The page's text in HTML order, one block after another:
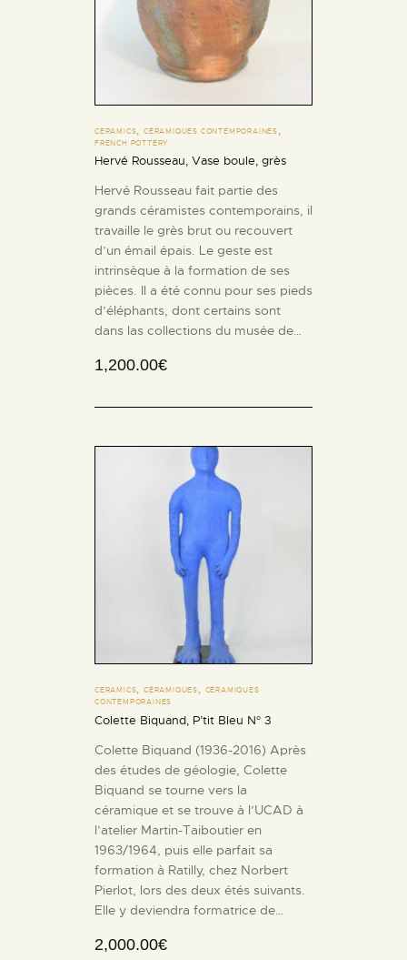
CERAMICS ,CÉRAMIQUES CONTEMPORAINES
FRENCH POTTERY
Hervé Rousseau, Vase boule, grès
Hervé Rousseau fait partie des
grands céramistes contemporains, il
travaille le grès brut ou recouvert
d’un émail épais. Le geste est
intrinsèque à la formation de ses
pièces. Il a été connu pour ses pieds
d’éléphants, dont certains sont
dans las collections du musée de…
1,200.00€
CERAMICS,CÉRAMIQUES, CÉRAMIQUES
CONTEMPORAINES
Colette Biquand, P’tit Bleu N° 3
Colette Biquand (1936-2016) Après
des études de géologie, Colette
Biquand se tourne vers la
céramique et se trouve à l’UCAD à
l’atelier Martin-Taiboutier en
1963/1964, puis elle parfait sa
formation à Ratilly, chez Norbert
Pierlot, lors des deux étés suivants.
Elle y deviendra formatrice de…
2,000.00€